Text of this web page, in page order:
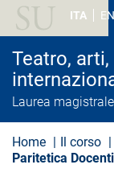
l
Teatro,
Laurea magistrale
ITA
Home Il corso
Paritetica